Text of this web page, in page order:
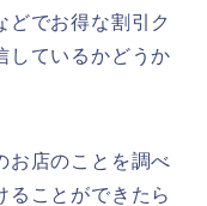
どでお得な割引ク
しているかどうか
お店のことを調べ
ることができたら